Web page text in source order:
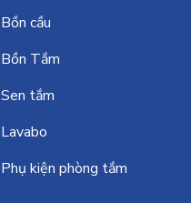
Bồn cầu
Bồn Tắm
Sen tắm
Lavabo
Phụ kiện phòng tắm